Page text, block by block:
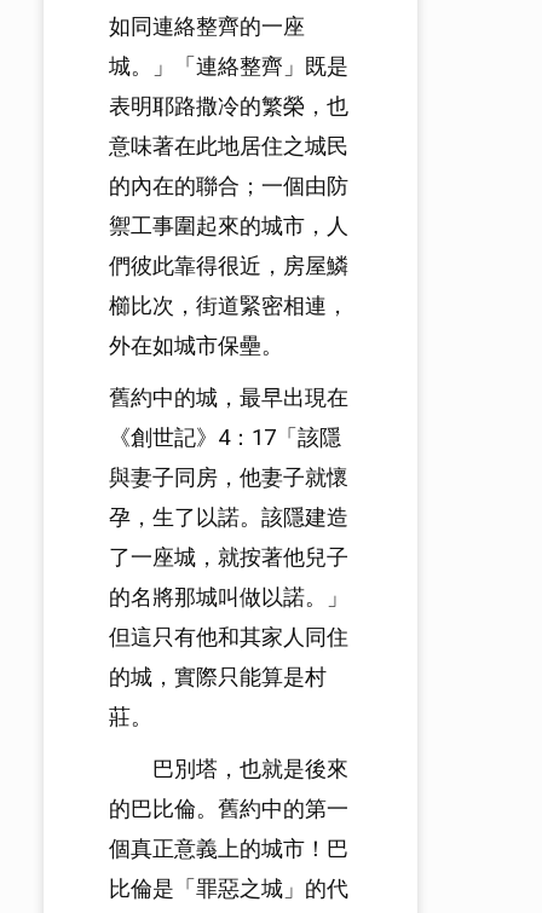
如同連絡整齊的一座
城。」「連絡整齊」既是
表明耶路撒冷的繁榮，也
意味著在此地居住之城民
的內在的聯合；一個由防
禦工事圍起來的城市，人
們彼此靠得很近，房屋鱗
櫛比次，街道緊密相連，
外在如城市保壘。
舊約中的城，最早出現在
《創世記》4：17「該隱
與妻子同房，他妻子就懷
孕，生了以諾。該隱建造
了一座城，就按著他兒子
的名將那城叫做以諾。」
但這只有他和其家人同住
的城，實際只能算是村
莊。
巴別塔，也就是後來
的巴比倫。舊約中的第一
個真正意義上的城市！巴
比倫是「罪惡之城」的代